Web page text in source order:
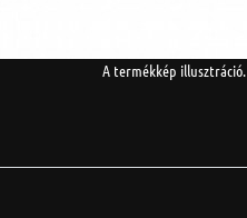
A termékkép illusztráció.